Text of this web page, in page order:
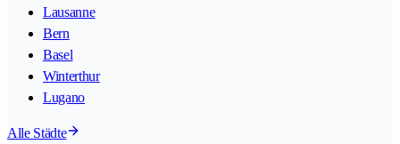
Lausanne
Bern
Basel
Winterthur
Lugano
Alle Städte